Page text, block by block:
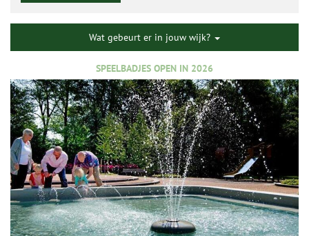
Wat gebeurt er in jouw wijk?
SPEELBADJES OPEN IN 2026